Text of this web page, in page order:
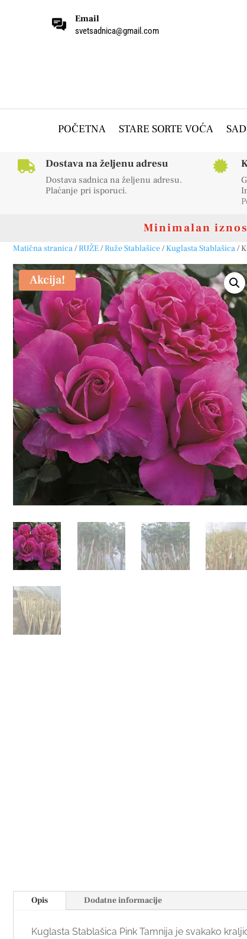
Email
svetsadnica@gmail.com
POČETNA STARE SORTE VOĆA
 Dostava na željenu adresu
Dostava sadnica na željenu adresu.
Plaćanje pri isporuci.

Minimalan
Matična stranica/RUŽE/Ruže Stablašice/Kuglasta Stablašica/
Akcija!
Opis Dodatne informacije
Kuglasta Stablašica Pink Tamnija je svakako